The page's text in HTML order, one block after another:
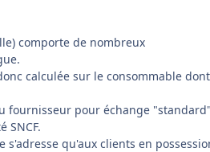
comporte de nombreux
calculée sur le consommable dont
fournisseur pour échange
SNCF.
qu'aux clients en